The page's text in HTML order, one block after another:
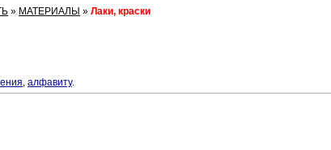
» МАТЕРИАЛЫ » Лаки, краски
, алфавиту.